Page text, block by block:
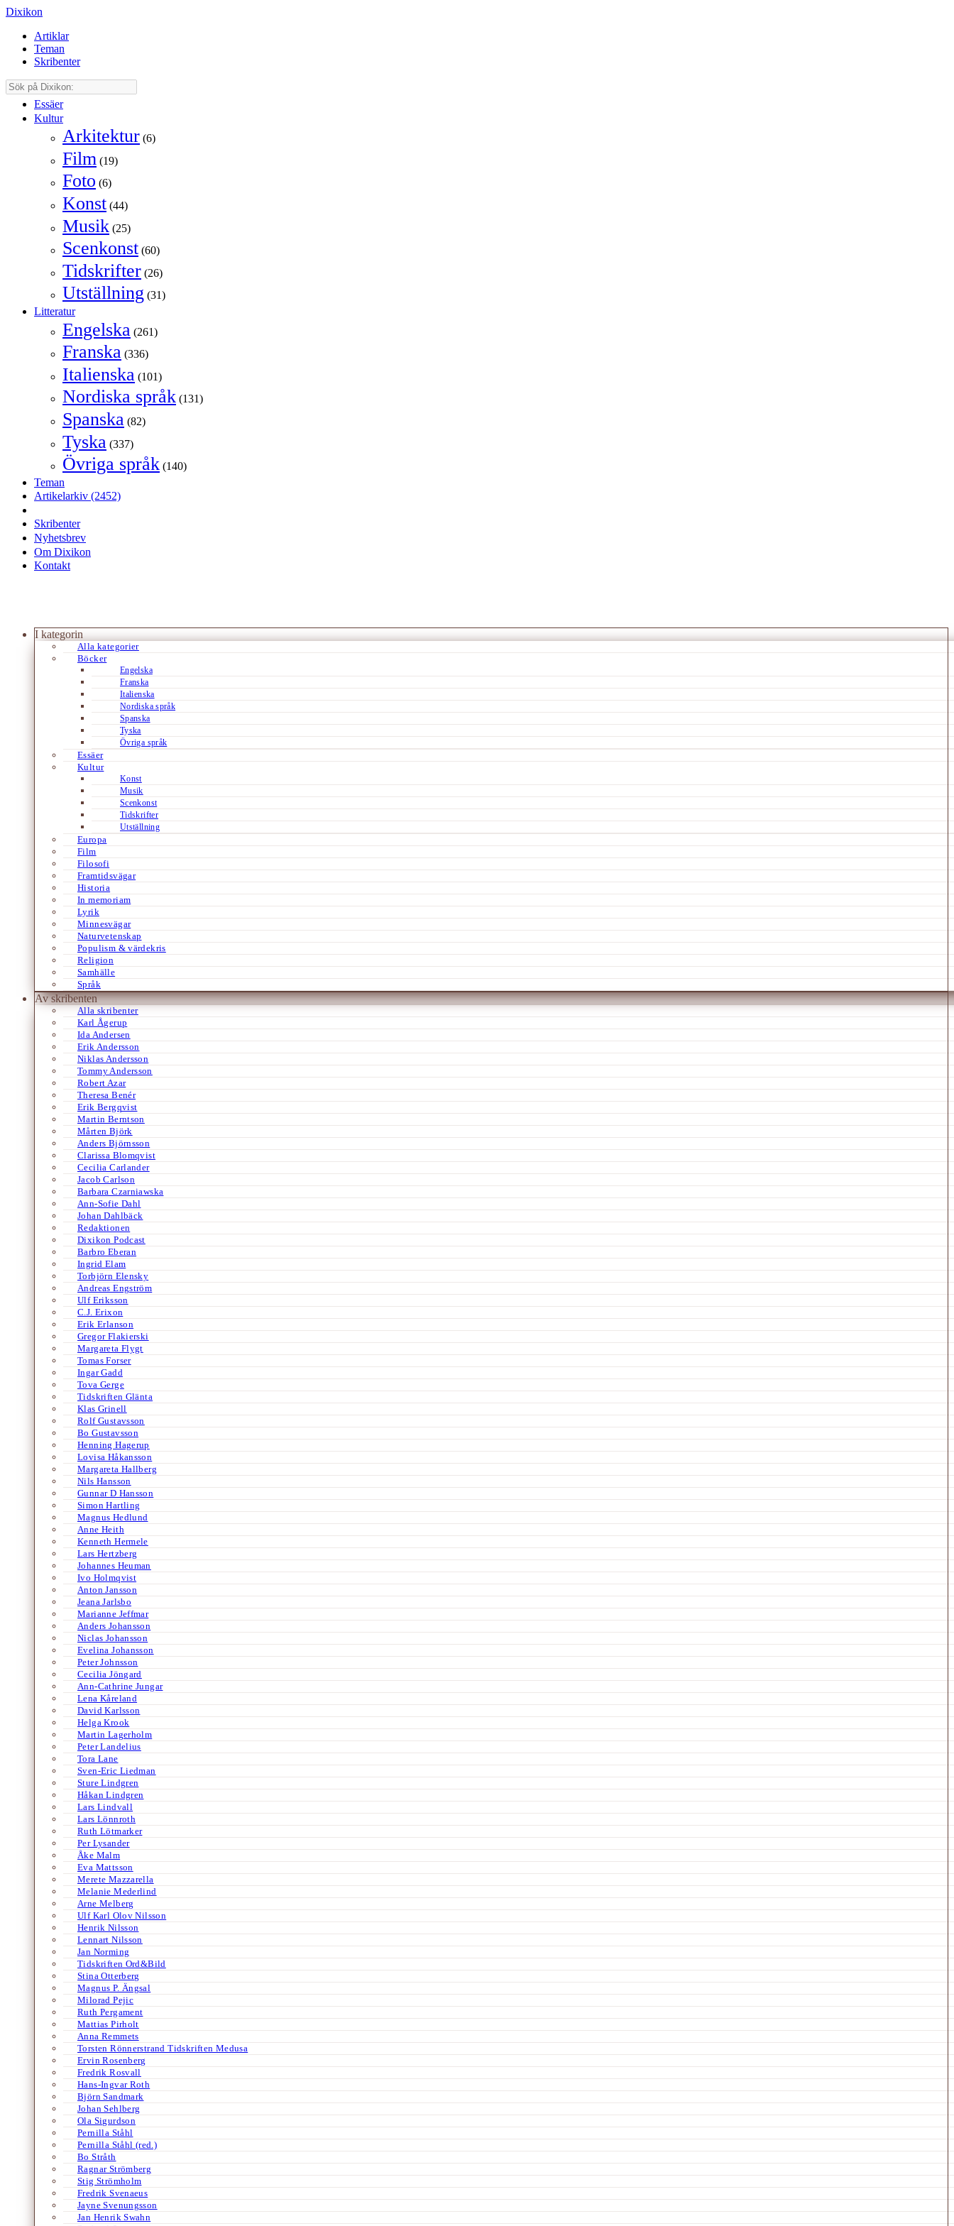
Dixikon
Artiklar
Teman
Skribenter
Essäer
Kultur
Arkitektur (6)
Film (19)
Foto (6)
Konst (44)
Musik (25)
Scenkonst (60)
Tidskrifter (26)
Utställning (31)
Litteratur
Engelska (261)
Franska (336)
Italienska (101)
Nordiska språk (131)
Spanska (82)
Tyska (337)
Övriga språk (140)
Teman
Artikelarkiv (2452)
Skribenter
Nyhetsbrev
Om Dixikon
Kontakt
I kategorin
Alla kategorier
Böcker
Engelska
Franska
Italienska
Nordiska språk
Spanska
Tyska
Övriga språk
Essäer
Kultur
Konst
Musik
Scenkonst
Tidskrifter
Utställning
Europa
Film
Filosofi
Framtidsvägar
Historia
In memoriam
Lyrik
Minnesvägar
Naturvetenskap
Populism & värdekris
Religion
Samhälle
Språk
Av skribenten
Alla skribenter
Karl Ågerup
Ida Andersen
Erik Andersson
Niklas Andersson
Tommy Andersson
Robert Azar
Theresa Benér
Erik Bergqvist
Martin Berntson
Mårten Björk
Anders Björnsson
Clarissa Blomqvist
Cecilia Carlander
Jacob Carlson
Barbara Czarniawska
Ann-Sofie Dahl
Johan Dahlbäck
Redaktionen
Dixikon Podcast
Barbro Eberan
Ingrid Elam
Torbjörn Elensky
Andreas Engström
Ulf Eriksson
C.J. Erixon
Erik Erlanson
Gregor Flakierski
Margareta Flygt
Tomas Forser
Ingar Gadd
Tova Gerge
Tidskriften Glänta
Klas Grinell
Rolf Gustavsson
Bo Gustavsson
Henning Hagerup
Lovisa Håkansson
Margareta Hallberg
Nils Hansson
Gunnar D Hansson
Simon Hartling
Magnus Hedlund
Anne Heith
Kenneth Hermele
Lars Hertzberg
Johannes Heuman
Ivo Holmqvist
Anton Jansson
Jeana Jarlsbo
Marianne Jeffmar
Anders Johansson
Niclas Johansson
Evelina Johansson
Peter Johnsson
Cecilia Jöngard
Ann-Cathrine Jungar
Lena Kåreland
David Karlsson
Helga Krook
Martin Lagerholm
Peter Landelius
Tora Lane
Sven-Eric Liedman
Sture Lindgren
Håkan Lindgren
Lars Lindvall
Lars Lönnroth
Ruth Lötmarker
Per Lysander
Åke Malm
Eva Mattsson
Merete Mazzarella
Melanie Mederlind
Arne Melberg
Ulf Karl Olov Nilsson
Henrik Nilsson
Lennart Nilsson
Jan Norming
Tidskriften Ord&Bild
Stina Otterberg
Magnus P. Ängsal
Milorad Pejic
Ruth Pergament
Mattias Pirholt
Anna Remmets
Torsten Rönnerstrand Tidskriften Medusa
Ervin Rosenberg
Fredrik Rosvall
Hans-Ingvar Roth
Björn Sandmark
Johan Sehlberg
Ola Sigurdson
Pernilla Ståhl
Pernilla Ståhl (red.)
Bo Stråth
Ragnar Strömberg
Stig Strömholm
Fredrik Svenaeus
Jayne Svenungsson
Jan Henrik Swahn